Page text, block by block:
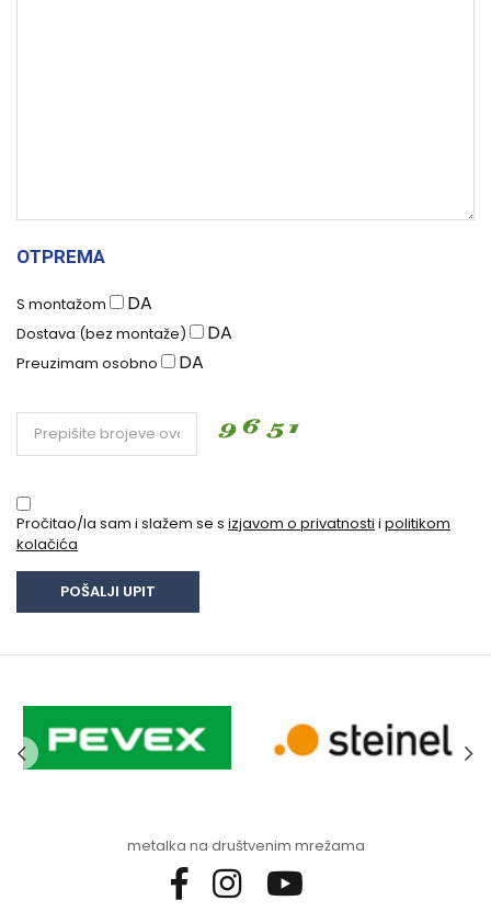
OTPREMA
S montažom DA
Dostava (bez montaže) DA
Preuzimam osobno DA
Pročitao/la sam i slažem se s izjavom o privatnosti i politikom
kolačića
metalka na društvenim mrežama